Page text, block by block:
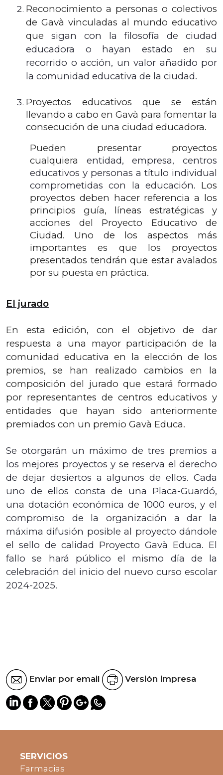
Reconocimiento a personas o colectivos
de Gavà vinculadas al mundo educativo
que sigan con la filosofía de ciudad
educadora o hayan estado en su
recorrido o acción, un valor añadido por
la comunidad educativa de la ciudad.
Proyectos educativos que se están
llevando a cabo en Gavà para fomentar la
consecución de una ciudad educadora.
Pueden presentar proyectos
cualquiera entidad, empresa, centros
educativos y personas a título individual
comprometidas con la educación. Los
proyectos deben hacer referencia a los
principios guía, líneas estratégicas y
acciones del Proyecto Educativo de
Ciudad. Uno de los aspectos más
importantes es que los proyectos
presentados tendrán que estar avalados
por su puesta en práctica.
El jurado
En esta edición, con el objetivo de dar
respuesta a una mayor participación de la
comunidad educativa en la elección de los
premios, se han realizado cambios en la
composición del jurado que estará formado
por representantes de centros educativos y
entidades que hayan sido anteriormente
premiados con un premio Gavà Educa.
Se otorgarán un máximo de tres premios a
los mejores proyectos y se reserva el derecho
de dejar desiertos a algunos de ellos. Cada
uno de ellos consta de una Placa-Guardó,
una dotación económica de 1000 euros, y el
compromiso de la organización a dar la
máxima difusión posible al proyecto dándole
el sello de calidad Proyecto Gavà Educa. El
fallo se hará público el mismo día de la
celebración del inicio del nuevo curso escolar
2024-2025.
Enviar por email Versión impresa
SERVICIOS
Farmacias